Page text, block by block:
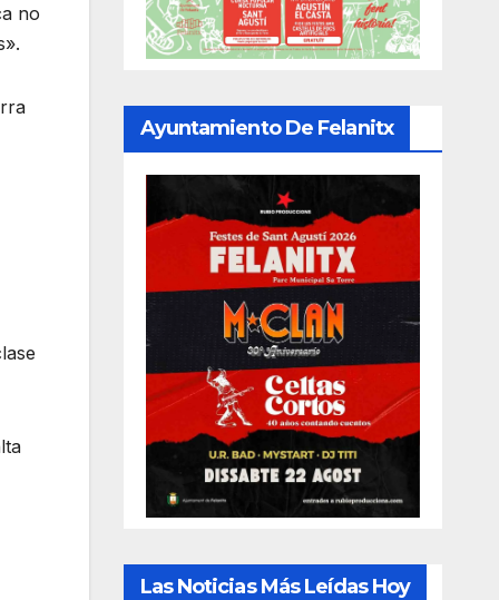
no
.
Ayuntamiento De Felanitx
Las Noticias Más Leídas Hoy